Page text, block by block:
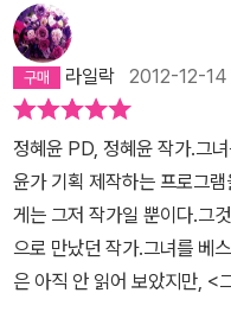
을 생각하게 된 것을 보면.‘
4)’이라는 말에도 공감이 갔
것인지 일이 나를 끌고 가는
그럴 때면 자존심이 슬쩍 상
닌 것 같아서 이 상황을 벗어
에서 온전히 자신만을 위한
는다는 것은 만만치 않은 일
고 때론 피곤한 일일 지라도
아지는 느낌을 가져다주기도
지만 반드시 읽을 절박함을
평집을 읽으며, 어떤 책을 읽
과 읽지 않을 책을 고르기도
다. 삶을 바꾸는 책 읽기. 삶
의 방향을 틀어줄 획기적인
있었던 거다. 물론 이 책의
이 잘 정리되어 있지만, 딱히
이 책을 권하는 책이긴 하지
간으로서의 존엄성을 지키기
는 존재. ? 70쪽
데서 시작됩니다. ? 90쪽
삶에 비추어 보는 경험이기도
망이 그러하듯, 상황을 좋게
그대로 보는 데서 생겨나는
해 책임을 지는 것은 귀찮고
을 아는 사람이 고매한 사람
고독과 단절을 필요로 합니
라일락 2012-12-14
정혜윤 PD, 정혜윤 작가.그
윤가 기획 제작하는 프로그
게는 그저 작가일 뿐이다.그
으로 만났던 작가.그녀를 베
은 아직 안 읽어 보았지만, <